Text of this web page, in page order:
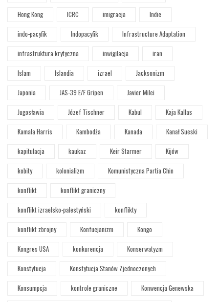
Hong Kong
ICRC imigracja
Indie
indo-pacyfik
Indopacyfik
Infrastructure Adaptation
infrastruktura krytyczna
inwigilacja
iran
Islam
Islandia izrael
Jacksonizm
Japonia
JAS-39 E/F Gripen
Javier Milei
Jugosławia
Józef Tischner Kabul
Kaja Kallas
Kamala Harris
Kambodża Kanada
Kanał Sueski
kapitulacja
kaukaz Keir Starmer
Kijów
kobity
kolonializm
Komunistyczna Partia Chin
konflikt
konflikt graniczny
konflikt izraelsko-palestyński
konflikty
konflikt zbrojny
Konfucjanizm
Kongo
Kongres USA
konkurencja
Konserwatyzm
Konstytucja
Konstytucja Stanów Zjednoczonych
Konsumpcja
kontrole graniczne
Konwencja Genewska